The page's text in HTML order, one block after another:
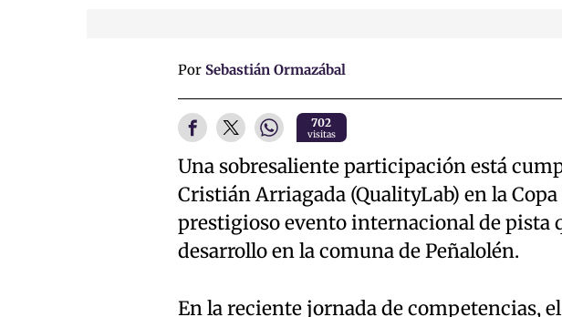
Por Sebastián Ormazábal
702
visitas
Una sobresaliente participación está
Cristián Arriagada (QualityLab) en la
prestigioso evento internacional de pista
desarrollo en la comuna de Peñalolén.
En la reciente jornada de competencias,